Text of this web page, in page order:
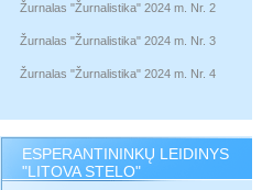
Žurnalas "Žurnalistika" 2024 m. Nr. 2
Žurnalas "Žurnalistika" 2024 m. Nr. 3
Žurnalas "Žurnalistika" 2024 m. Nr. 4
ESPERANTININKŲ LEIDINYS
"LITOVA STELO"